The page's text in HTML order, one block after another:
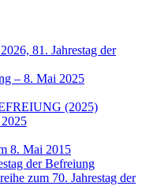
81. Jahrestag der
– 8. Mai 2025
(2025)
8. Mai 2015
der Befreiung
zum 70. Jahrestag der